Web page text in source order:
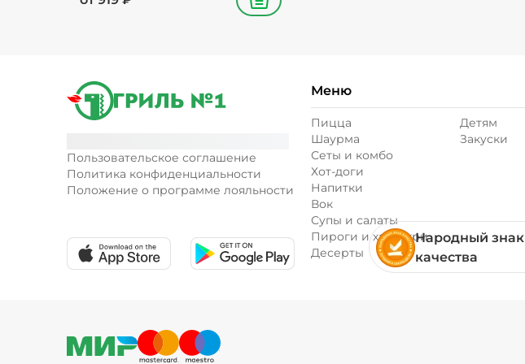
В корзину
Пользовательское соглашение
Политика конфиденциальности
Положение о программе лояльности
Меню
Пицца
Шаурма
Сеты и комбо
Хот-доги
Напитки
Вок
Супы и салаты
Пироги и хачапури
Десерты
Детям
Закуски
Народный знак
качества